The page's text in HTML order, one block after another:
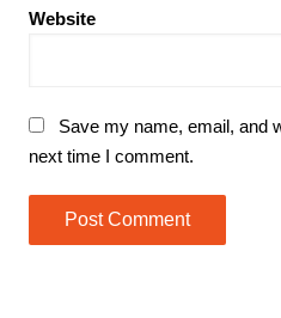
Website
Save my name, email, and
next time I comment.